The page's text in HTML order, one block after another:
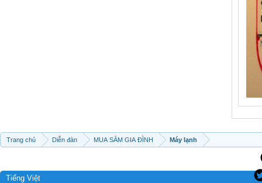
Trang chủ Diễn đàn MUA SẮM GIA ĐÌNH Máy lạnh
Tiếng Việt